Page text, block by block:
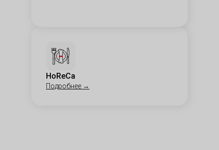
HoReCa
Подробнее →